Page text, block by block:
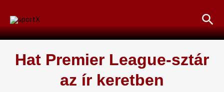
content
Hat Premier League-sztár
az ír keretben